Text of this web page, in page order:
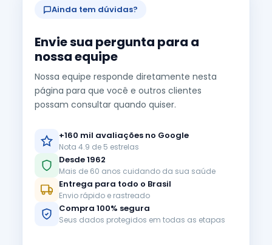
Ainda tem dúvidas?
Envie sua pergunta para a
nossa equipe
Nossa equipe responde diretamente nesta
página para que você e outros clientes
possam consultar quando quiser.
+160 mil avaliações no Google
Nota 4.9 de 5 estrelas
Desde 1962
Mais de 60 anos cuidando da sua saúde
Entrega para todo o Brasil
Envio rápido e rastreado
Compra 100% segura
Seus dados protegidos em todas as etapas